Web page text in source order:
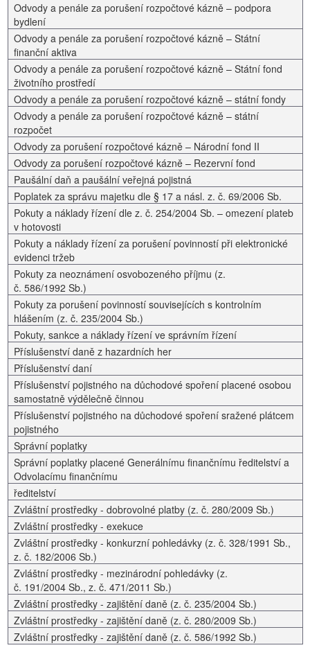
Odvody a penále za porušení rozpočtové kázně – podpora
bydlení
Odvody a penále za porušení rozpočtové kázně – Státní
finanční aktiva
Odvody a penále za porušení rozpočtové kázně – Státní fond
životního prostředí
Odvody a penále za porušení rozpočtové kázně – státní fondy
Odvody a penále za porušení rozpočtové kázně – státní
rozpočet
Odvody za porušení rozpočtové kázně – Národní fond II
Odvody za porušení rozpočtové kázně – Rezervní fond
Paušální daň a paušální veřejná pojistná
Poplatek za správu majetku dle § 17 a násl. z. č. 69/2006 Sb.
Pokuty a náklady řízení dle z. č. 254/2004 Sb. – omezení plateb
v hotovosti
Pokuty a náklady řízení za porušení povinností při elektronické
evidenci tržeb
Pokuty za neoznámení osvobozeného příjmu (z.
č. 586/1992 Sb.)
Pokuty za porušení povinností souvisejících s kontrolním
hlášením (z. č. 235/2004 Sb.)
Pokuty, sankce a náklady řízení ve správním řízení
Příslušenství daně z hazardních her
Příslušenství daní
Příslušenství pojistného na důchodové spoření placené osobou
samostatně výdělečně činnou
Příslušenství pojistného na důchodové spoření sražené plátcem
pojistného
Správní poplatky
Správní poplatky placené Generálnímu finančnímu ředitelství a
Odvolacímu finančnímu
ředitelství
Zvláštní prostředky - dobrovolné platby (z. č. 280/2009 Sb.)
Zvláštní prostředky - exekuce
Zvláštní prostředky - konkurzní pohledávky (z. č. 328/1991 Sb.,
z. č. 182/2006 Sb.)
Zvláštní prostředky - mezinárodní pohledávky (z.
č. 191/2004 Sb., z. č. 471/2011 Sb.)
Zvláštní prostředky - zajištění daně (z. č. 235/2004 Sb.)
Zvláštní prostředky - zajištění daně (z. č. 280/2009 Sb.)
Zvláštní prostředky - zajištění daně (z. č. 586/1992 Sb.)